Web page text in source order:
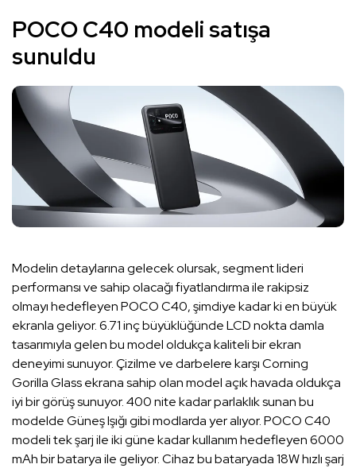
POCO C40 modeli satışa
sunuldu
Modelin detaylarına gelecek olursak, segment lideri
performansı ve sahip olacağı fiyatlandırma ile rakipsiz
olmayı hedefleyen POCO C40, şimdiye kadar ki en büyük
ekranla geliyor. 6.71 inç büyüklüğünde LCD nokta damla
tasarımıyla gelen bu model oldukça kaliteli bir ekran
deneyimi sunuyor. Çizilme ve darbelere karşı Corning
Gorilla Glass ekrana sahip olan model açık havada oldukça
iyi bir görüş sunuyor. 400 nite kadar parlaklık sunan bu
modelde Güneş Işığı gibi modlarda yer alıyor. POCO C40
modeli tek şarj ile iki güne kadar kullanım hedefleyen 6000
mAh bir batarya ile geliyor. Cihaz bu bataryada 18W hızlı şarj